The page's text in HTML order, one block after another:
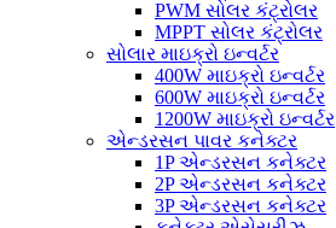
PWM સોલર કંટ્રોલર
MPPT સોલર કંટ્રોલર
સોલાર માઇક્રો ઇન્વર્ટર
400W માઇક્રો ઇન્વર્ટર
600W માઇક્રો ઇન્વર્ટર
1200W માઇક્રો ઇન્વર્ટર
એન્ડરસન પાવર કનેક્ટર
1P એન્ડરસન કનેક્ટર
2P એન્ડરસન કનેક્ટર
3P એન્ડરસન કનેક્ટર